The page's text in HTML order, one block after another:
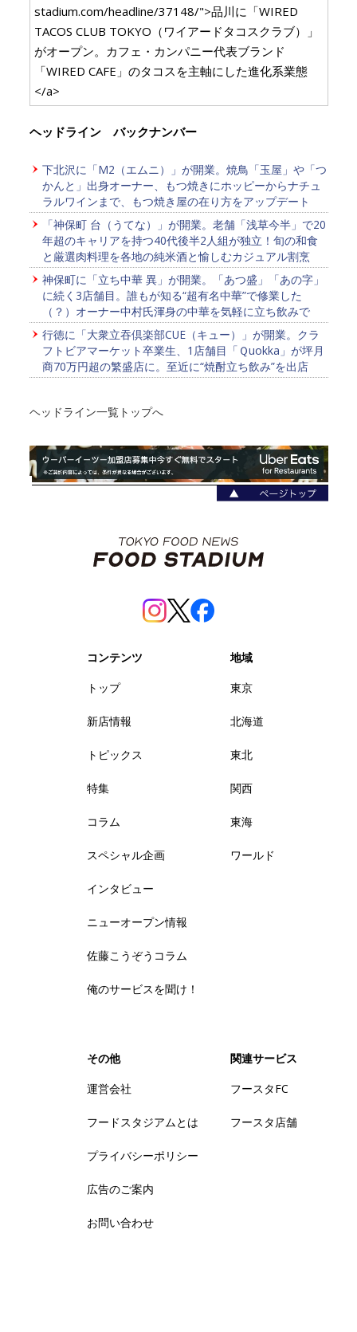
stadium.com/headline/37148/">品川に「WIRED
TACOS CLUB TOKYO（ワイアードタコスクラブ）」
がオープン。カフェ・カンパニー代表ブランド
「WIRED CAFE」のタコスを主軸にした進化系業態
</a>
ヘッドライン バックナンバー
下北沢に「M2（エムニ）」が開業。焼鳥「玉屋」や「つ
かんと」出身オーナー、もつ焼きにホッピーからナチュ
ラルワインまで、もつ焼き屋の在り方をアップデート
「神保町 台（うてな）」が開業。老舗「浅草今半」で20
年超のキャリアを持つ40代後半2人組が独立！旬の和食
と厳選肉料理を各地の純米酒と愉しむカジュアル割烹
神保町に「立ち中華 異」が開業。「あつ盛」「あの字」
に続く3店舗目。誰もが知る“超有名中華”で修業した
（？）オーナー中村氏渾身の中華を気軽に立ち飲みで
行徳に「大衆立吞倶楽部CUE（キュー）」が開業。クラ
フトビアマーケット卒業生、1店舗目「Ｑuokka」が坪月
商70万円超の繁盛店に。至近に“焼酎立ち飲み”を出店
ヘッドライン一覧トップへ
コンテンツ
トップ
新店情報
トピックス
特集
コラム
スペシャル企画
インタビュー
ニューオープン情報
佐藤こうぞうコラム
俺のサービスを聞け！
地域
東京
北海道
東北
関西
東海
ワールド
その他
運営会社
フードスタジアムとは
プライバシーポリシー
広告のご案内
お問い合わせ
関連サービス
フースタFC
フースタ店舗